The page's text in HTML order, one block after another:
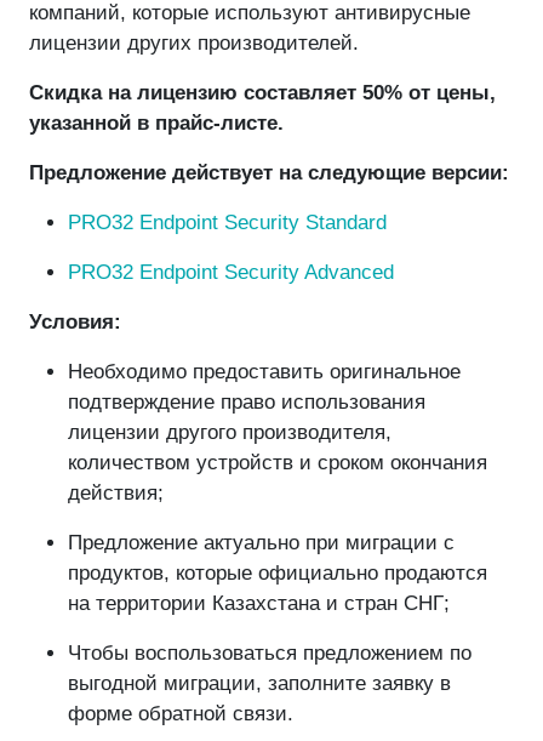
компаний, которые используют антивирусные
лицензии других производителей.
Скидка на лицензию составляет 50% от цены,
указанной в прайс-листе.
Предложение действует на следующие версии:
PRO32 Endpoint Security Standard
PRO32 Endpoint Security Advanced
Условия:
Необходимо предоставить оригинальное
подтверждение право использования
лицензии другого производителя,
количеством устройств и сроком окончания
действия;
Предложение актуально при миграции с
продуктов, которые официально продаются
на территории Казахстана и стран СНГ;
Чтобы воспользоваться предложением по
выгодной миграции, заполните заявку в
форме обратной связи.